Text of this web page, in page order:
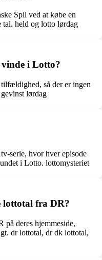
Spil ved at købe en
held og lotto lørdag
i Lotto?
så der er ingen
lørdag
serie, hvor hver episode
i Lotto. lottomysteriet
lottotal fra DR?
deres hjemmeside,
dr lottotal, dr dk lottotal,